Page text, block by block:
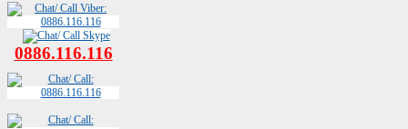
0886.116.116